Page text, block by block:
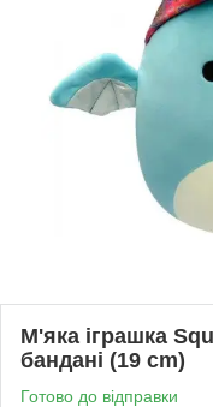
М'яка іграшка
бандані (19 cm)
Готово до відправки